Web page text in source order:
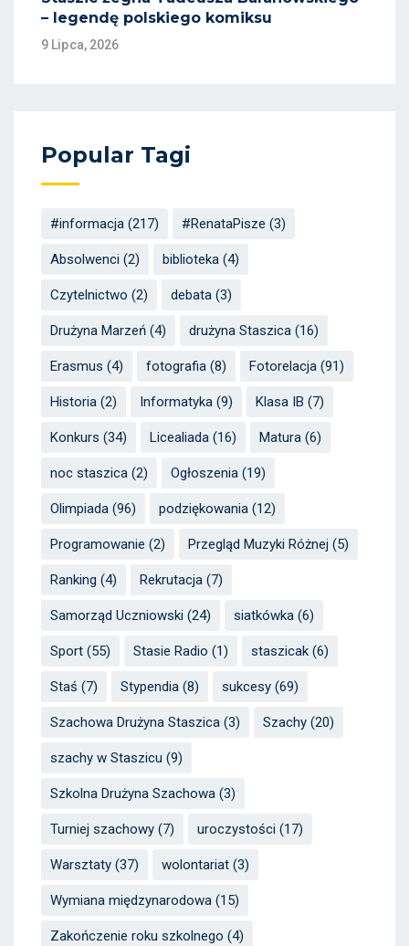
– legendę polskiego komiksu
9 Lipca, 2026
Popular Tagi
#informacja (217) #RenataPisze (3)
Absolwenci (2) biblioteka (4)
Czytelnictwo (2) debata (3)
Drużyna Marzeń (4) drużyna Staszica (16)
Erasmus (4) fotografia (8) Fotorelacja (91)
Historia (2) Informatyka (9) Klasa IB (7)
Konkurs (34) Licealiada (16) Matura (6)
noc staszica (2) Ogłoszenia (19)
Olimpiada (96) podziękowania (12)
Programowanie (2) Przegląd Muzyki Różnej (5)
Ranking (4) Rekrutacja (7)
Samorząd Uczniowski (24) siatkówka (6)
Sport (55) Stasie Radio (1) staszicak (6)
Staś (7) Stypendia (8) sukcesy (69)
Szachowa Drużyna Staszica (3) Szachy (20)
szachy w Staszicu (9)
Szkolna Drużyna Szachowa (3)
Turniej szachowy (7) uroczystości (17)
Warsztaty (37) wolontariat (3)
Wymiana międzynarodowa (15)
Zakończenie roku szkolnego (4)